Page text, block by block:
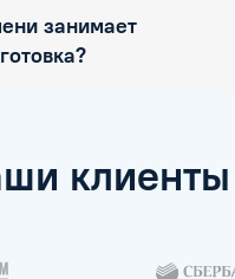
занимает
клиенты